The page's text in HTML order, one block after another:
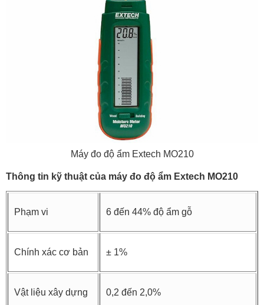
Máy đo độ ẩm Extech MO210
Thông tin kỹ thuật của máy đo độ ẩm Extech MO210
Phạm vi 6 đến 44% độ ẩm gỗ
Chính xác cơ bản ± 1%
Vật liệu xây dựng 0,2 đến 2,0%